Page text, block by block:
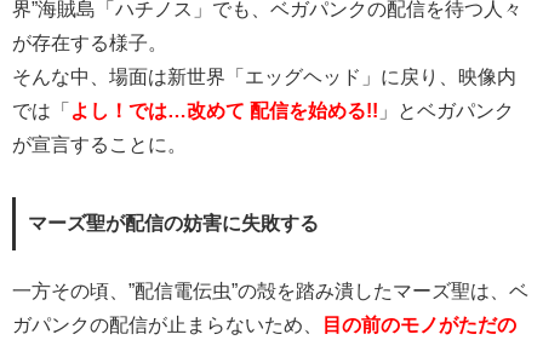
界”海賊島「ハチノス」でも、ベガパンクの配信を待つ人々
が存在する様子。
そんな中、場面は新世界「エッグヘッド」に戻り、映像内
では「 よし！では…改めて 配信を始める!! 」とベガパンク
が宣言することに。
マーズ聖が配信の妨害に失敗する
一方その頃、”配信電伝虫”の殻を踏み潰したマーズ聖は、ベ
ガパンクの配信が止まらないため、
目の前のモノがただの